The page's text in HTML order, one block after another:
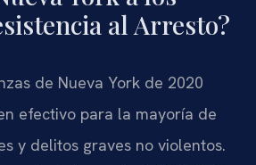
al Arresto?
de Nueva York de 2020
efectivo para la mayoría de
y delitos graves no violentos.